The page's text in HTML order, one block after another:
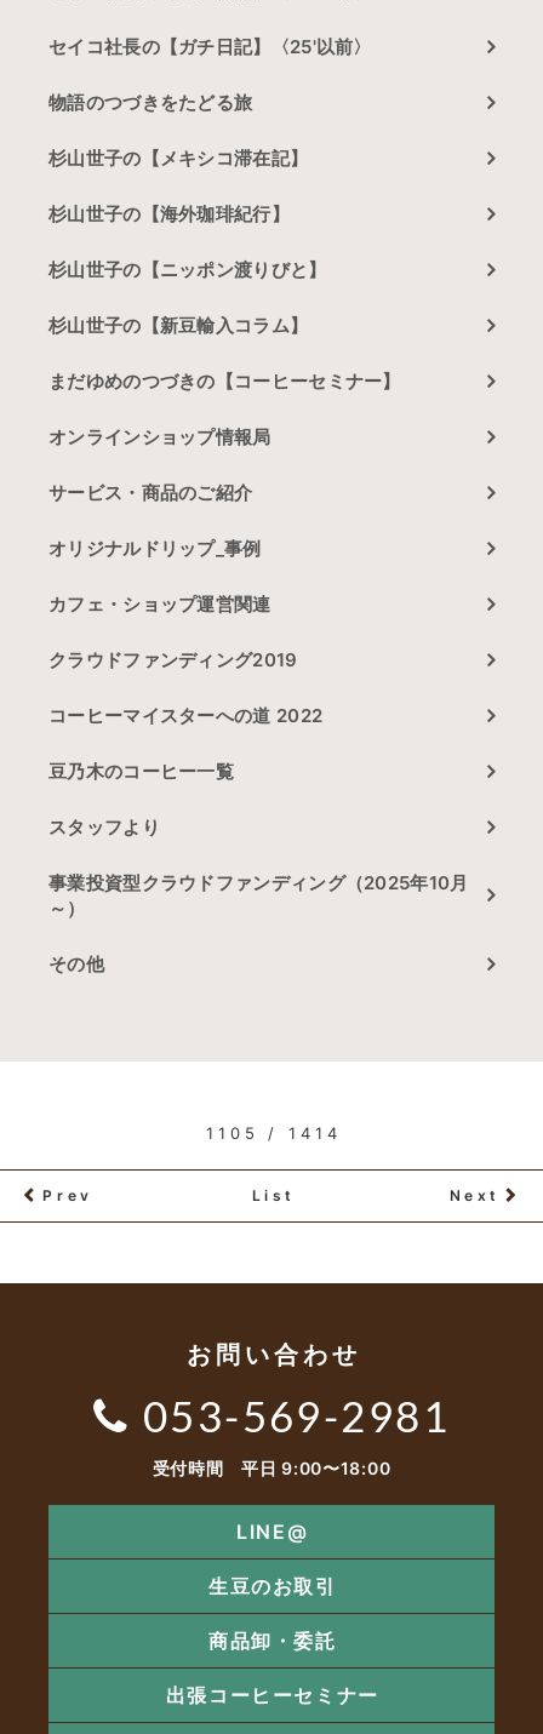
セイコ社長の【ガチ日記】〈25'以前〉
物語のつづきをたどる旅
杉山世子の【メキシコ滞在記】
杉山世子の【海外珈琲紀行】
杉山世子の【ニッポン渡りびと】
杉山世子の【新豆輸入コラム】
まだゆめのつづきの【コーヒーセミナー】
オンラインショップ情報局
サービス・商品のご紹介
オリジナルドリップ_事例
カフェ・ショップ運営関連
クラウドファンディング2019
コーヒーマイスターへの道 2022
豆乃木のコーヒー一覧
スタッフより
事業投資型クラウドファンディング（2025年10月
～）
その他
1105 / 1414
Prev List Next
お問い合わせ
053-569-2981
受付時間 平日 9:00〜18:00
LINE@
生豆のお取引
商品卸・委託
出張コーヒーセミナー